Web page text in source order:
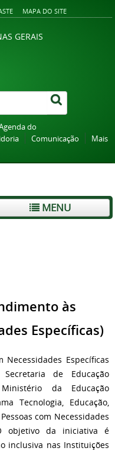
MAPA DO SITE
GERAIS
do
Comunicação
Mais
MENU
às
Específicas)
Específicas
de Educação
da Educação
Tecnologia, Educação,
com Necessidades
O objetivo da iniciativa é
inclusiva nas Instituições